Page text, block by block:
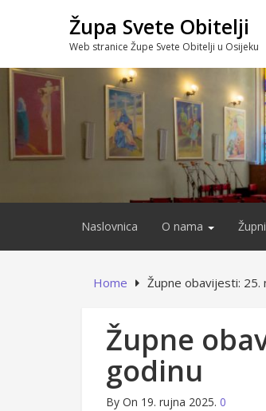
Župa Svete Obitelji
Web stranice Župe Svete Obitelji u Osijeku
Naslovnica O nama
Home Župne obavijesti: 25.
Župne
godinu
By On 19. rujna 2025. 0